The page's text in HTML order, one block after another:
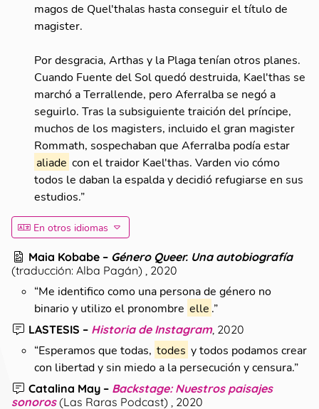
magos de Quel'thalas hasta conseguir el título de
magister.
Por desgracia, Arthas y la Plaga tenían otros planes.
Cuando Fuente del Sol quedó destruida, Kael'thas se
marchó a Terrallende, pero Aferralba se negó a
seguirlo. Tras la subsiguiente traición del príncipe,
muchos de los magisters, incluido el gran magister
Rommath, sospechaban que Aferralba podía estar
aliade con el traidor Kael'thas. Varden vio cómo
todos le daban la espalda y decidió refugiarse en sus
estudios.”
En otros idiomas
Maia Kobabe – Género Queer. Una autobiografía
(traducción: Alba Pagán)
, 2020
“Me identifico como una persona de género no
binario y utilizo el pronombre elle .”
LASTESIS – Historia de Instagram, 2020
“Esperamos que todas, todes y todos podamos crear
con libertad y sin miedo a la persecución y censura.”
Catalina May – Backstage: Nuestros paisajes
sonoros(Las Raras Podcast)
, 2020